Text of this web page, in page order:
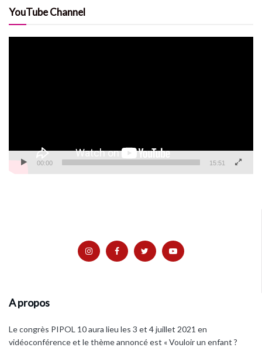
YouTube Channel
00:00 15:51
A propos
Le congrès PIPOL 10 aura lieu les 3 et 4 juillet 2021 en
vidéoconférence et le thème annoncé est « Vouloir un enfant ?